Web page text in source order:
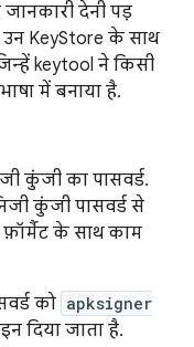
देनी पड़
KeyStore के साथ
keytool ने किसी
में बनाया है.
कुंजी का पासवर्ड.
कुंजी पासवर्ड से
के साथ काम
को apksigner
दिया जाता है.